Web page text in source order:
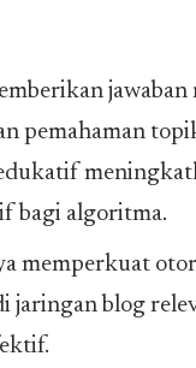
jawaban
pemahaman
bagi algoritma.
memperkuat
jaringan blog